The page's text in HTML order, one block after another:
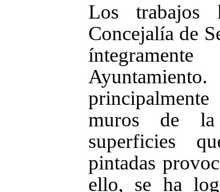
Los trabajos
Concejalía de
muros de la
superficies
pintadas
ello, se ha